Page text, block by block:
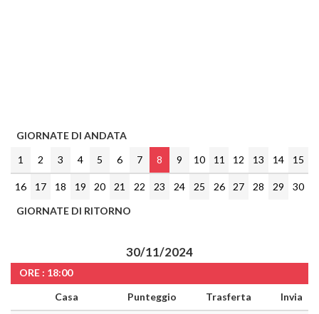
GIORNATE DI ANDATA
1
2 3 4 5 6 7 8 9 10 11 12 13 14 15
16 17 18 19 20 21 22 23 24 25 26 27 28 29
30
GIORNATE DI RITORNO
30/11/2024
ORE : 18:00
Casa
Punteggio Trasferta Invia